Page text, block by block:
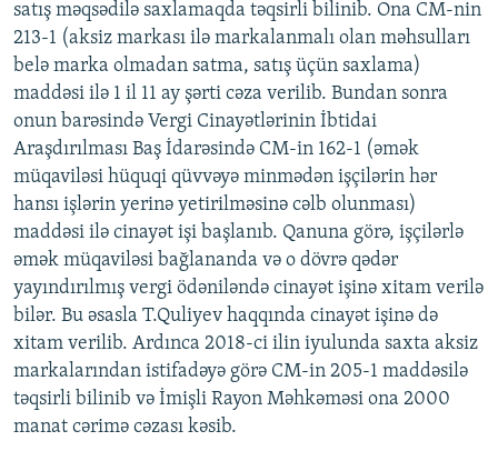
satış məqsədilə saxlamaqda təqsirli bilinib. Ona CM-nin
213-1 (aksiz markası ilə markalanmalı olan məhsulları
belə marka olmadan satma, satış üçün saxlama)
maddəsi ilə 1 il 11 ay şərti cəza verilib. Bundan sonra
onun barəsində Vergi Cinayətlərinin İbtidai
Araşdırılması Baş İdarəsində CM-in 162-1 (əmək
müqaviləsi hüquqi qüvvəyə minmədən işçilərin hər
hansı işlərin yerinə yetirilməsinə cəlb olunması)
maddəsi ilə cinayət işi başlanıb. Qanuna görə, işçilərlə
əmək müqaviləsi bağlananda və o dövrə qədər
yayındırılmış vergi ödəniləndə cinayət işinə xitam verilə
bilər. Bu əsasla T.Quliyev haqqında cinayət işinə də
xitam verilib. Ardınca 2018-ci ilin iyulunda saxta aksiz
markalarından istifadəyə görə CM-in 205-1 maddəsilə
təqsirli bilinib və İmişli Rayon Məhkəməsi ona 2000
manat cərimə cəzası kəsib.